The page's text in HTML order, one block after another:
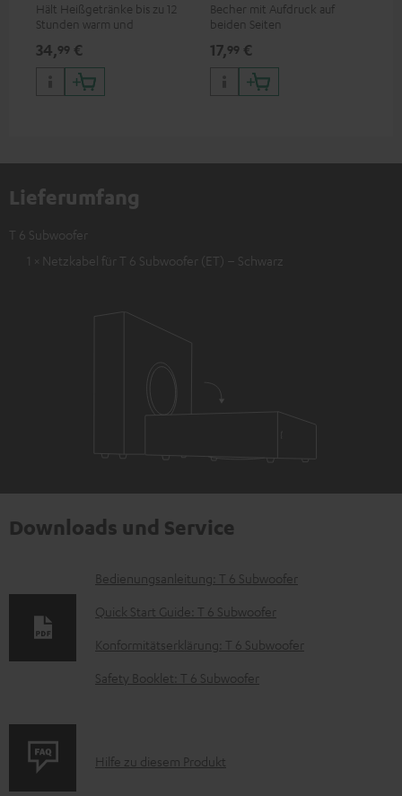
Hält Heißgetränke bis zu 12
Stunden warm und
Stunden kalt
34,99 €
Becher mit Aufdruck auf
beiden Seiten
17,99 €
Lieferumfang
T 6 Subwoofer
1 × Netzkabel für T 6 Subwoofer (ET) – Schwarz
Downloads und Service
D
o
u
m
t
Bedienungsanleitung: T 6 Subwoofer
Quick Start Guide: T 6 Subwoofer
Konformitätserklärung: T 6 Subwoofer
Safety Booklet: T 6 Subwoofer
P
Hilfe zu diesem Produkt